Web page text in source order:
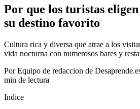
Por que los turistas
su destino favorito
Cultura rica y diversa que atrae a los
vida nocturna con numerosos bares y
Por Equipo de redaccion de
min de lectura
Indice